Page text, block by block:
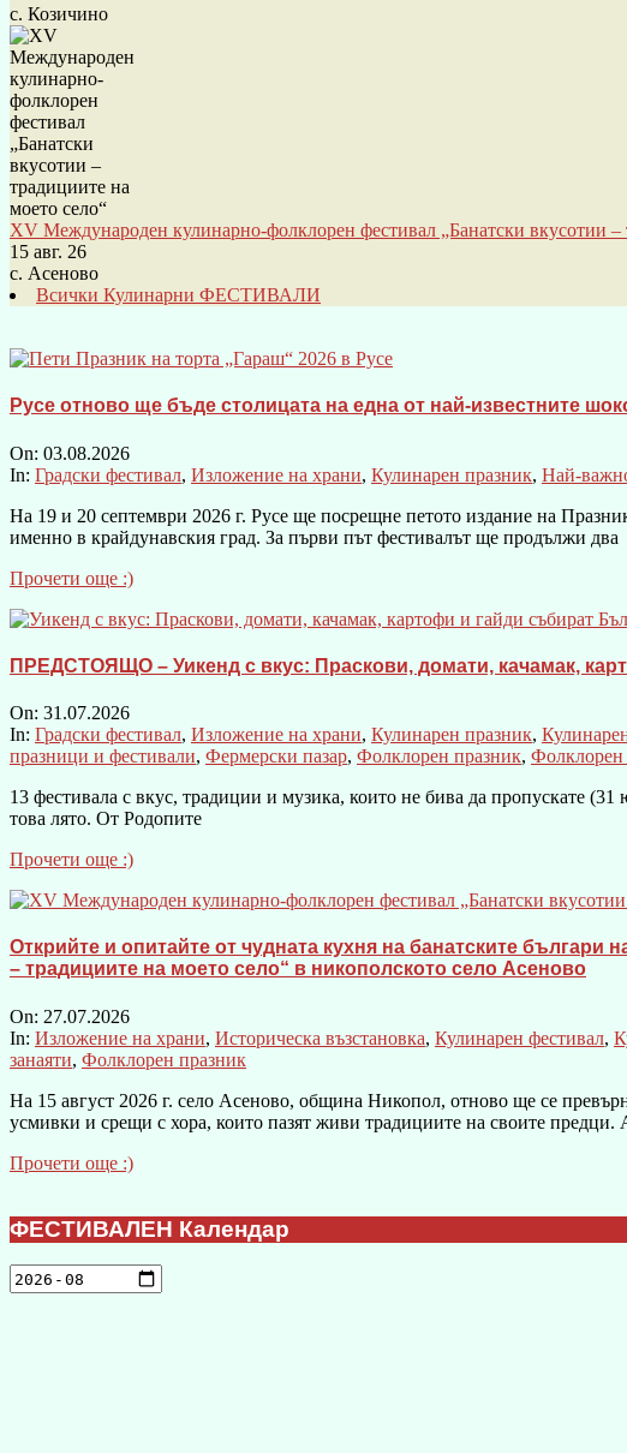
с. Козичино
XV Международен кулинарно-фолклорен фестивал „Банатски вкусотии –
15 авг. 26
с. Асеново
Всички Кулинарни ФЕСТИВАЛИ
Русе отново ще бъде столицата на една от най-известните
On: 03.08.2026
In: Градски фестивал, Изложение на храни, Кулинарен празник, Най-
На 19 и 20 септември 2026 г. Русе ще посрещне петото издание на
именно в крайдунавския град. За първи път фестивалът ще продължи два
Прочети още :)
ПРЕДСТОЯЩО – Уикенд с вкус: Праскови, домати, качамак,
On: 31.07.2026
In: Градски фестивал, Изложение на храни, Кулинарен празник,
празници и фестивали, Фермерски пазар, Фолклорен празник, Фолклорен
13 фестивала с вкус, традиции и музика, които не бива да пропускате
това лято. От Родопите
Прочети още :)
Открийте и опитайте от чудната кухня на банатските
– традициите на моето село“ в никополското село Асеново
On: 27.07.2026
In: Изложение на храни, Историческа възстановка, Кулинарен фестивал,
занаяти, Фолклорен празник
На 15 август 2026 г. село Асеново, община Никопол, отново ще се
усмивки и срещи с хора, които пазят живи традициите на своите предци.
Прочети още :)
ФЕСТИВАЛЕН Календар